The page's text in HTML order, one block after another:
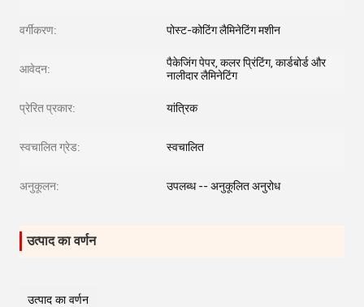
वर्गीकरण: पोस्ट-कोटिंग लैमिनेटिंग मशीन
आवेदन:
पैकेजिंग पेपर, कलर प्रिंटिंग, कार्डबोर्ड और
नालीदार लैमिनेटिंग
प्रेरित प्रकार: यांत्रिक
स्वचालित ग्रेड: स्वचालित
अनुकूलन: उपलब्ध -- अनुकूलित अनुरोध
उत्पाद का वर्णन
उत्पाद का वर्णन